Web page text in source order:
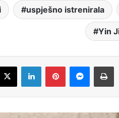
uspješno istrenirala
Yin